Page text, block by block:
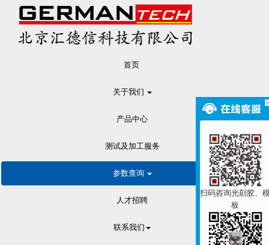
首页
关于我们
产品中心
测试及加工服务
参数查询
人才招聘
联系我们
扫码咨询光刻胶、
板